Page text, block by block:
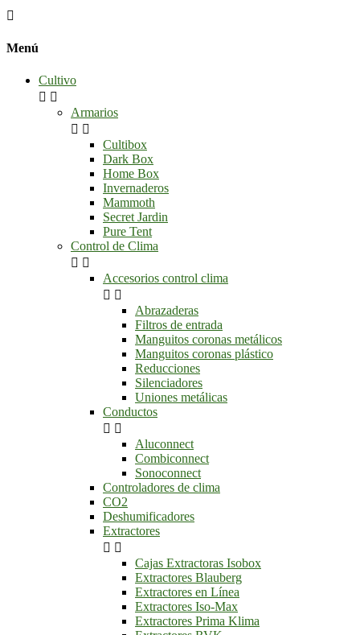

Menú
Cultivo
 
Armarios
 
Cultibox
Dark Box
Home Box
Invernaderos
Mammoth
Secret Jardin
Pure Tent
Control de Clima
 
Accesorios control clima
 
Abrazaderas
Filtros de entrada
Manguitos coronas metálicos
Manguitos coronas plástico
Reducciones
Silenciadores
Uniones metálicas
Conductos
 
Aluconnect
Combiconnect
Sonoconnect
Controladores de clima
CO2
Deshumificadores
Extractores
 
Cajas Extractoras Isobox
Extractores Blauberg
Extractores en Línea
Extractores Iso-Max
Extractores Prima Klima